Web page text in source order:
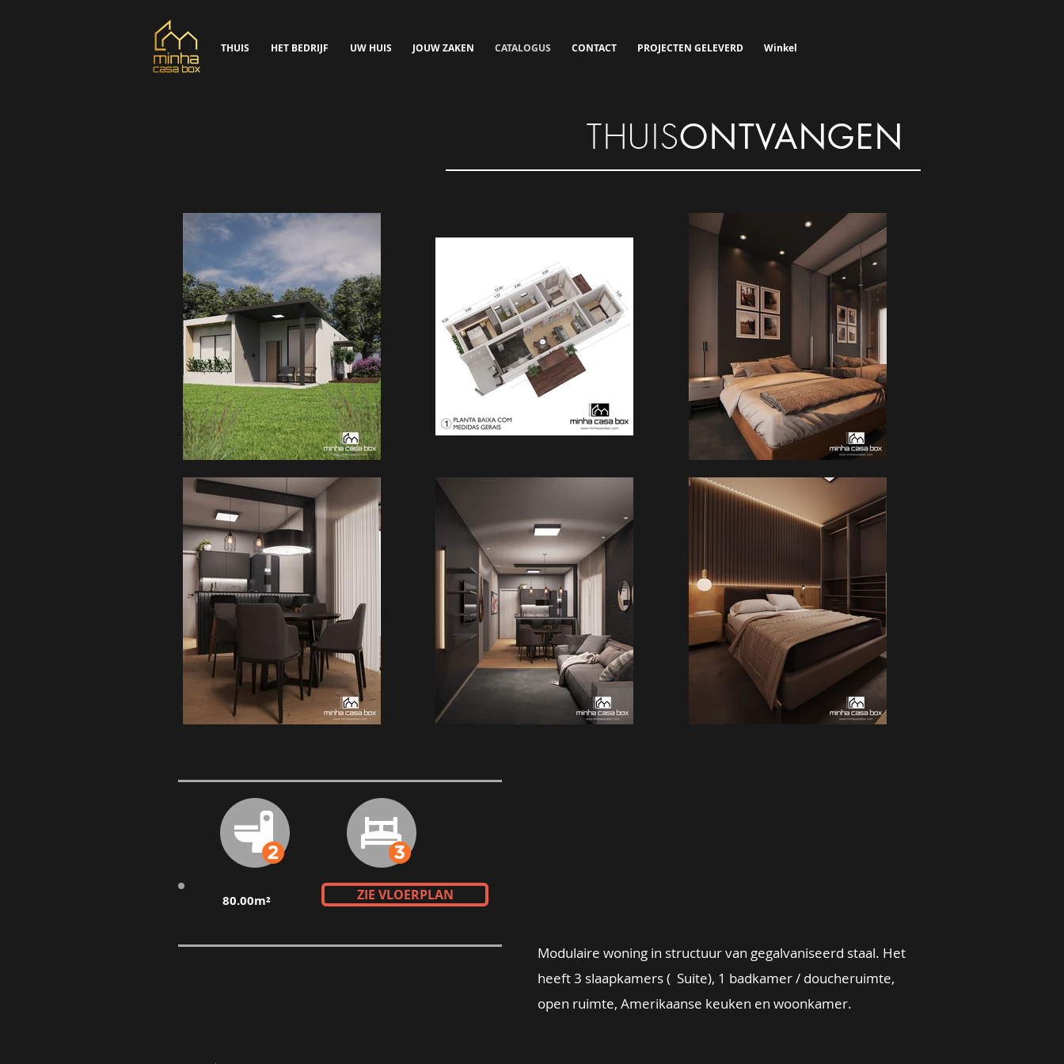
THUIS HET BEDRIJF UW HUIS JOUW ZAKEN CATALOGUS CONTACT PROJECTEN GELEVERD Winkel
THUISONTVANGEN
80.00m² ZIE VLOERPLAN
Modulaire woning in structuur van gegalvaniseerd staal. Het
heeft 3 slaapkamers ( Suite), 1 badkamer / doucheruimte,
open ruimte, Amerikaanse keuken en woonkamer.